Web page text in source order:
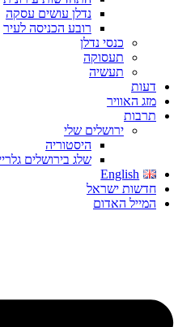
נדלן עושים עסקה
רובע הכניסה לעיר
כנסי נדלן
תעסוקה
תעשיה
דעות
מזג האוויר
תרבות
ירושלים שלי
היסטוריה
שלג בירושלים
English
חדשות ישראל
המייל האדום